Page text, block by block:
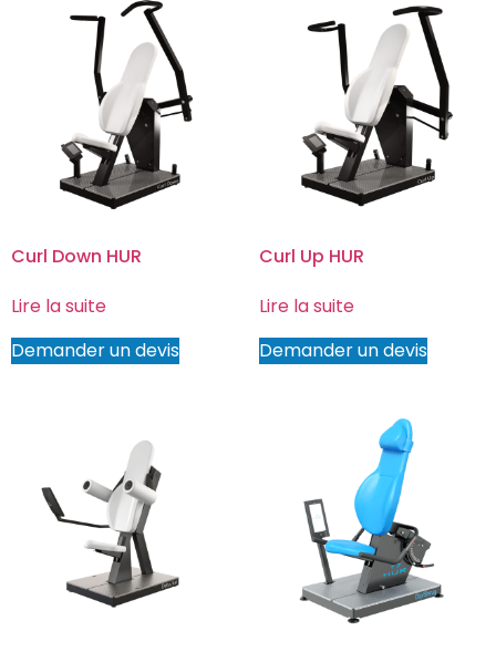
Curl Down HUR
Lire la suite
Demander un devis
Curl Up HUR
Lire la suite
Demander un devis